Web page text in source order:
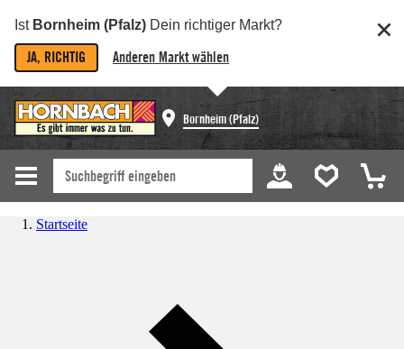
Ist Bornheim (Pfalz) Dein richtiger Markt?
JA, RICHTIG Anderen Markt wählen
Bornheim (Pfalz)
Startseite